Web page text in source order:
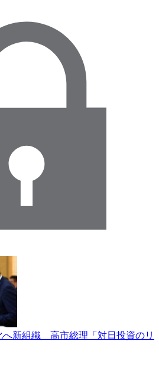
へ新組織 高市総理「対日投資のリ